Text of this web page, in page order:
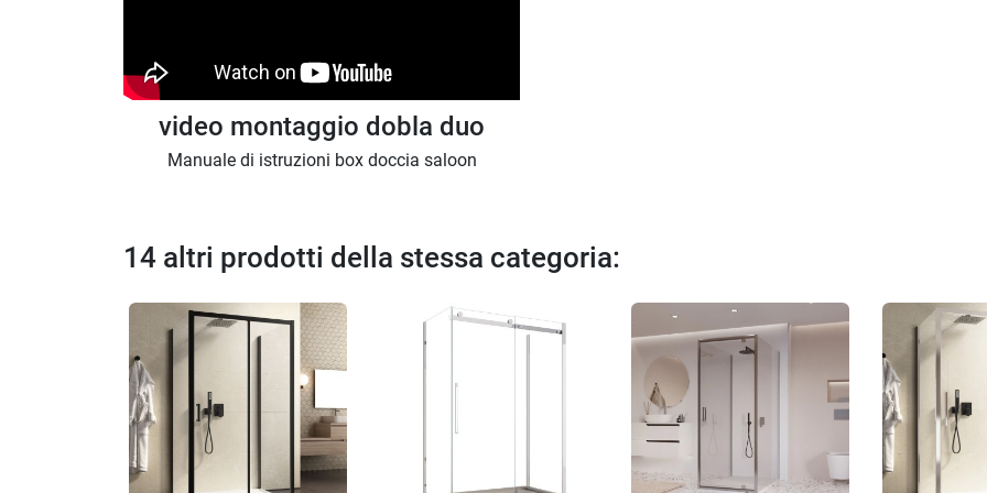
video montaggio dobla duo
Manuale di istruzioni box doccia saloon
14 altri prodotti della stessa categoria: